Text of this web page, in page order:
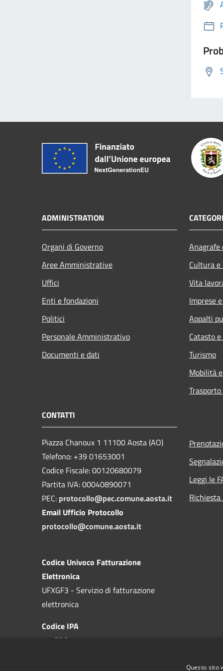
ADMINISTRATION
Organi di Governo
Aree Amministrative
Uffici
Enti e fondazioni
Politici
Personale Amministrativo
Documenti e dati
Cultura e
Vita
Imprese
Appalti
Catasto
Turismo
Mobilità
CONTATTI
Piazza Chanoux 1 11100 Aosta (AO)
Telefono: +39 01653001
Codice Fiscale: 00120680079
Partita IVA: 00040890071
PEC: protocollo@pec.comune.aosta.it
Email Ufficio Protocollo
protocollo@comune.aosta.it
Codice Univoco Fatturazione
Elettronica
UFXGF3 - Servizio di fatturazione
elettronica
Codice IPA
c_a326
Leggi le
Questo sito